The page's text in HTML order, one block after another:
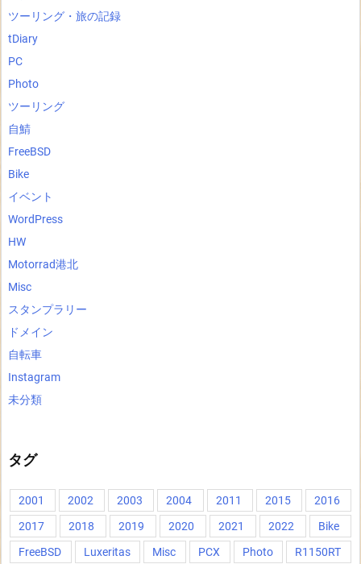
ツーリング・旅の記録
tDiary
PC
Photo
ツーリング
自鯖
FreeBSD
Bike
イベント
WordPress
HW
Motorrad港北
Misc
スタンプラリー
ドメイン
自転車
Instagram
未分類
タグ
2001 2002 2003 2004 2011 2015
2016
2017
2018 2019 2020 2021 2022
Bike
FreeBSD
Luxeritas Misc PCX Photo R1150RT